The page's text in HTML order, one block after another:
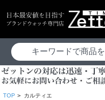
TOP > カルティエ